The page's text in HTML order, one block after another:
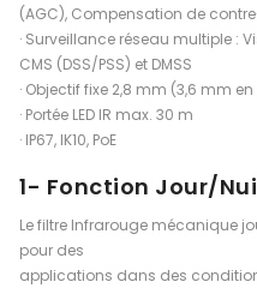
(AGC), Compensation de
· Surveillance réseau multiple :
CMS (DSS/PSS) et DMSS
· Objectif fixe 2,8 mm (3,6 mm
· Portée LED IR max. 30 m
· IP67, IK10, PoE
1- Fonction Jour/
Le filtre Infrarouge mécanique
pour des
applications dans des